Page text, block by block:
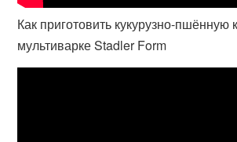
Как приготовить кукурузно-пшённую
мультиварке Stadler Form